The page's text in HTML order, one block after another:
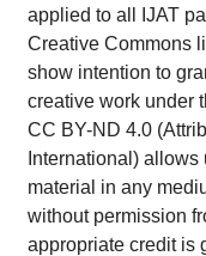
applied to all IJAT
Creative Commons
show intention to
creative work under
CC BY-ND 4.0
International)
material in any
without permission
appropriate credit is